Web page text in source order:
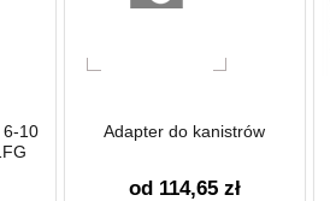
6-10
Adapter do kanistrów
od 114,65 zł